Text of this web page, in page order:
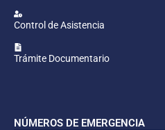
Control de Asistencia
Trámite Documentario
NÚMEROS DE EMERGENCIA